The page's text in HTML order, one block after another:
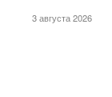
3 августа 2026